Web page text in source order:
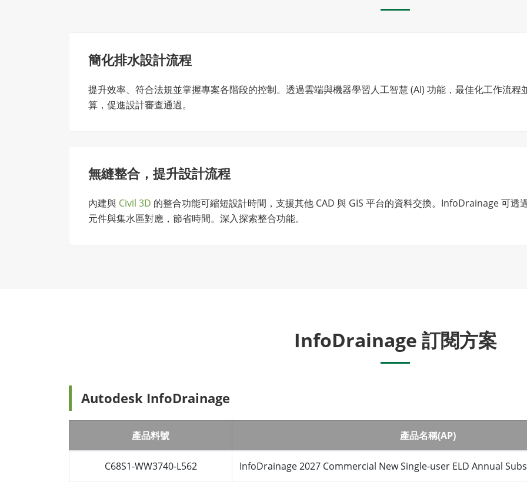
簡化排水設計流程
提升效率、符合法規並掌握專案各階段的控制。透過雲端與機器學習人工智慧 (AI) 功能，最佳化工作流
算，促進設計審查通過。
無縫整合，提升設計流程
內建與 Civil 3D 的整合功能可縮短設計時間，支援其他 CAD 與 GIS 平台的資料交換。InfoDrainage 可透
元件與集水區對應，節省時間。深入探索整合功能。
InfoDrainage 訂閱方案
Autodesk InfoDrainage
產品料號 產品名稱(AP)
C68S1-WW3740-L562 InfoDrainage 2027 Commercial New Single-user ELD Annual